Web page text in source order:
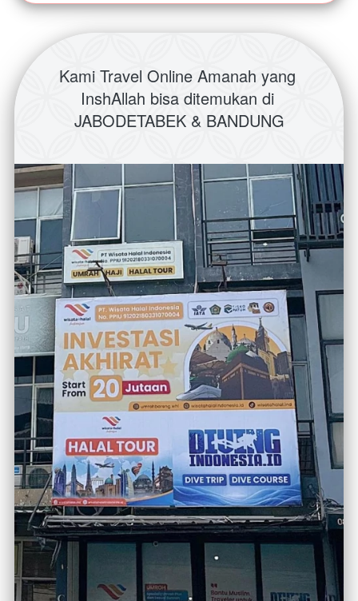
Kami Travel Online Amanah yang
InshAllah bisa ditemukan di
JABODETABEK & BANDUNG